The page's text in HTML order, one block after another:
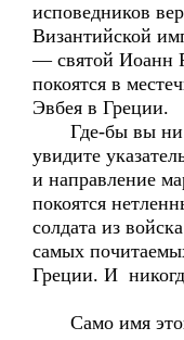
исповедников
Византийской
— святой Иоанн
покоятся в
Эвбея в
Где-бы вы ни
увидите
и направление
покоятся
солдата из
самых
Греции. И
Само имя